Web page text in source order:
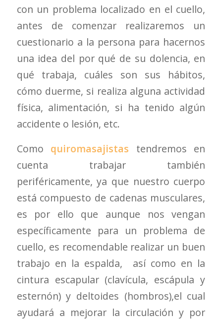
con un problema localizado en el cuello,
antes de comenzar realizaremos un
cuestionario a la persona para hacernos
una idea del por qué de su dolencia, en
qué trabaja, cuáles son sus hábitos,
cómo duerme, si realiza alguna actividad
física, alimentación, si ha tenido algún
accidente o lesión, etc.
Como quiromasajistas tendremos en
cuenta trabajar también
periféricamente, ya que nuestro cuerpo
está compuesto de cadenas musculares,
es por ello que aunque nos vengan
específicamente para un problema de
cuello, es recomendable realizar un buen
trabajo en la espalda, así como en la
cintura escapular (clavícula, escápula y
esternón) y deltoides (hombros),el cual
ayudará a mejorar la circulación y por